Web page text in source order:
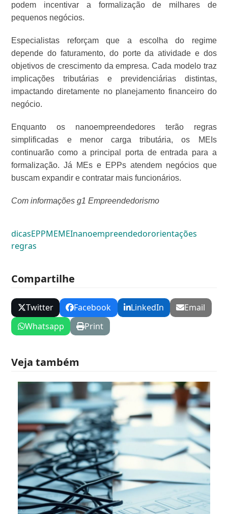
podem incentivar a formalização de milhares de
pequenos negócios.
Especialistas reforçam que a escolha do regime
depende do faturamento, do porte da atividade e dos
objetivos de crescimento da empresa. Cada modelo traz
implicações tributárias e previdenciárias distintas,
impactando diretamente no planejamento financeiro do
negócio.
Enquanto os nanoempreendedores terão regras
simplificadas e menor carga tributária, os MEIs
continuarão como a principal porta de entrada para a
formalização. Já MEs e EPPs atendem negócios que
buscam expandir e contratar mais funcionários.
Com informações g1 Empreendedorismo
dicasEPPMEMEInanoempreendedororientações
regras
Compartilhe
Twitter Facebook LinkedIn
Email
Whatsapp
Print
Veja também